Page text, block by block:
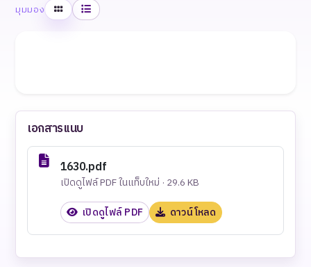
มุมมอง ตารางรายการ
เอกสารแนบ
1630.pdf
เปิดดูไฟล์ PDF ในแท็บใหม่ · 29.6 KB
เปิดดูไฟล์ PDF ดาวน์โหลด